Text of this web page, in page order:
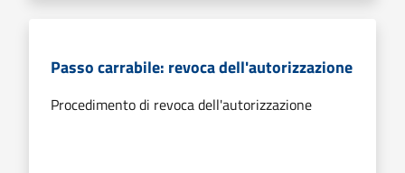
Passo carrabile: revoca dell'autorizzazione
Procedimento di revoca dell'autorizzazione